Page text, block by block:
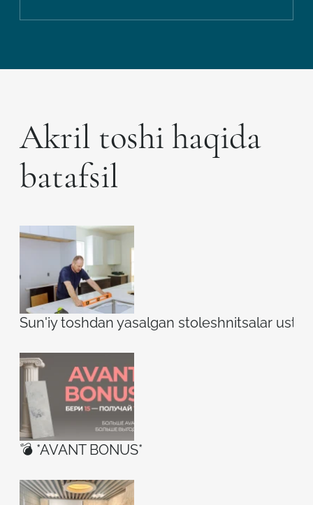
Akril toshi haqida
batafsil
Sun'iy toshdan yasalgan stoleshnitsalar
💣 *AVANT BONUS*